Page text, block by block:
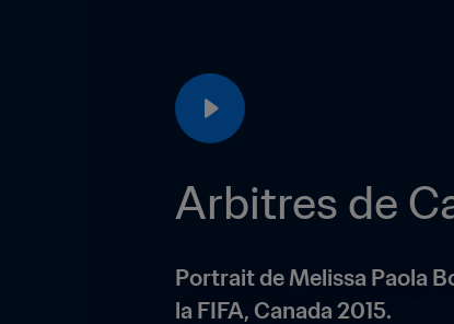
Arbitres de
Portrait de Melissa Paola
la FIFA, Canada 2015.